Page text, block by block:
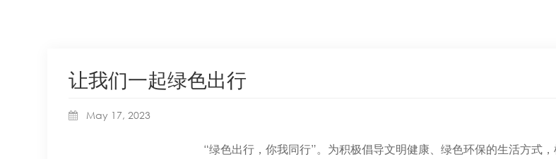
让我们一起绿色出行
May 17, 2023
“绿色出行，你我同行”。为积极倡导文明健康、绿色环保的生活方式